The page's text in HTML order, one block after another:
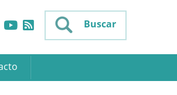
Buscar